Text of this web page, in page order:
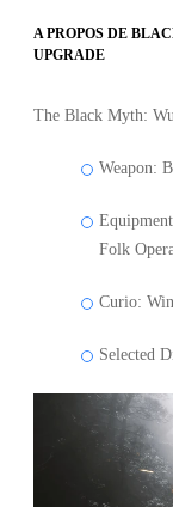
A PROPOS DE
UPGRADE
The Black Myth:
Weapon:
Folk
Curio:
Selected